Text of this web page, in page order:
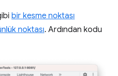
bir kesme noktası
noktası. Ardından kodu